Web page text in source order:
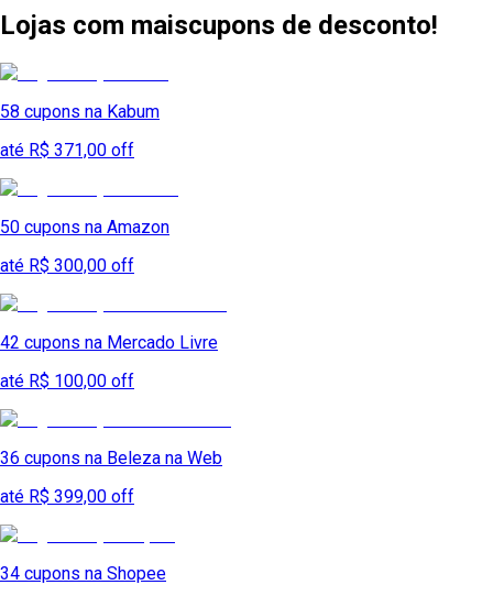
Lojas com maiscupons de desconto!
58 cupons na Kabum
até R$ 371,00 off
50 cupons na Amazon
até R$ 300,00 off
42 cupons na Mercado Livre
até R$ 100,00 off
36 cupons na Beleza na Web
até R$ 399,00 off
34 cupons na Shopee